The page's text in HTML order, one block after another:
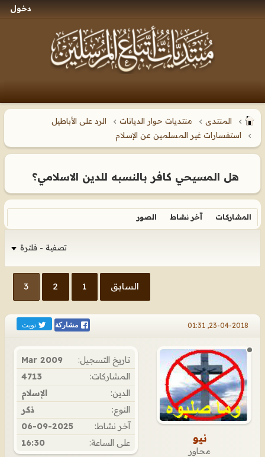
دخول
المنتدى منتديات حوار الديانات
الرد على الأباطيل
استفسارات غير المسلمين عن الإسلام
هل المسيحي كافر بالنسبه للدين الاسلامي؟
المشاركات آخر نشاط الصور
تصفية - فلترة
السابق 1
2
3
23-04-2018, 01:31 مشاركة تويت
نيو
محاور
تاريخ التسجيل:
Mar 2009
المشاركات:
4713
الدين:
الإسلام
النوع:
ذكر
آخر نشاط:
06-09-2025
على الساعة:
16:30